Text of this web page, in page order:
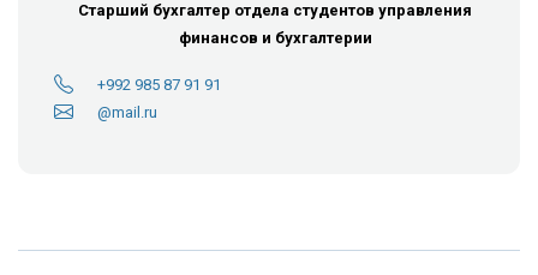
Старший бухгалтер отдела студентов управления
финансов и бухгалтерии
+992 985 87 91 91
@mail.ru